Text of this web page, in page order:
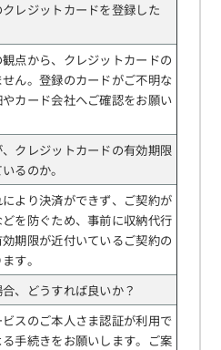
レジットカードを登録した
点から、クレジットカードの
ん。登録のカードがご不明な
カード会社へご確認をお願い
クレジットカードの有効期限
るのか。
より決済ができず、ご契約が
を防ぐため、事前に収納代行
期限が近付いているご契約の
す。
、どうすれば良いか？
スのご本人さま認証が利用で
手続きをお願いします。ご案